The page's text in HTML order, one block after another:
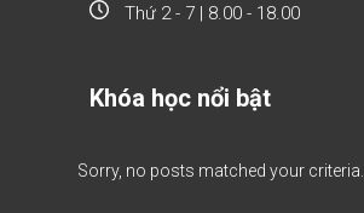
Thứ 2 - 7 | 8.00 - 18.00
Khóa học nổi bật
Sorry, no posts matched your criteria.